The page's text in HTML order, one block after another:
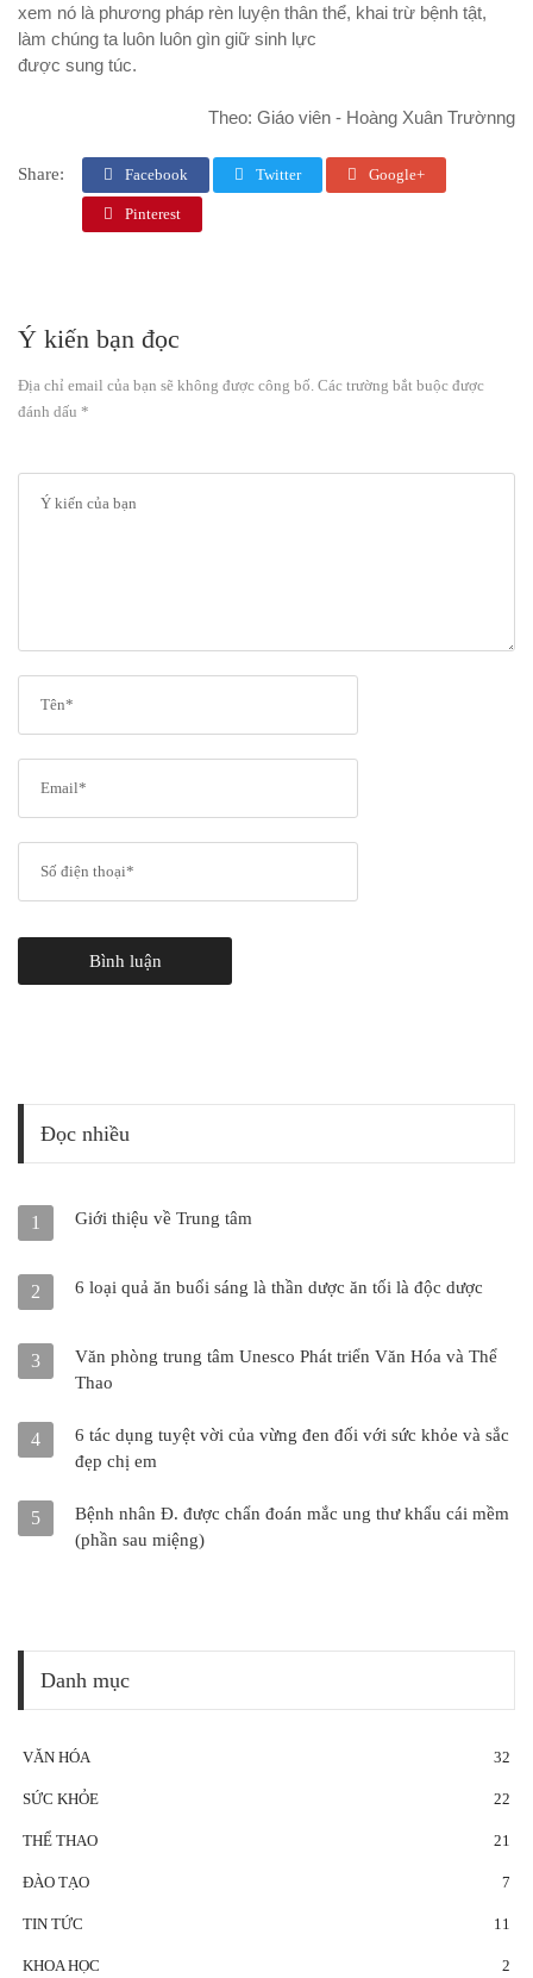
xem nó là phương pháp rèn luyện thân thể, khai trừ bệnh tật,
làm chúng ta luôn luôn gìn giữ sinh lực
được sung túc.
Theo: Giáo viên - Hoàng Xuân Trườnng
Share: Facebook Twitter Google+
Pinterest
Ý kiến bạn đọc
Địa chỉ email của bạn sẽ không được công bố. Các trường bắt buộc được
đánh dấu *
Bình luận
Đọc nhiều
1 Giới thiệu về Trung tâm
2 6 loại quả ăn buổi sáng là thần dược ăn tối là độc dược
3
Văn phòng trung tâm Unesco Phát triển Văn Hóa và Thể
Thao
4
6 tác dụng tuyệt vời của vừng đen đối với sức khỏe và sắc
đẹp chị em
5
Bệnh nhân Đ. được chẩn đoán mắc ung thư khẩu cái mềm
(phần sau miệng)
Danh mục
VĂN HÓA 32
SỨC KHỎE 22
THỂ THAO 21
ĐÀO TẠO 7
TIN TỨC 11
KHOA HỌC 2